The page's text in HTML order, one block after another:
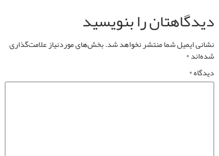
دیدگاهتان را بنویسید
نشانی ایمیل شما منتشر نخواهد شد.بخش‌های موردنیاز علامت‌گذاری
شده‌اند*
دیدگاه*